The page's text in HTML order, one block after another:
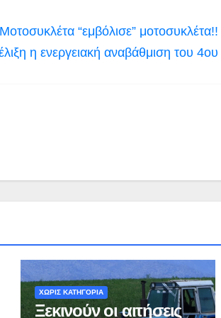
“εμβόλισε” μοτοσυκλέτα!!
η ενεργειακή αναβάθμιση του 4ου
ΧΩΡΊΣ ΚΑΤΗΓΟΡΊΑ
Ξεκινούν οι αιτήσεις